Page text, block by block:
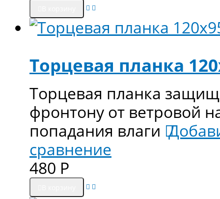
Торцевая планка
Торцевая планка
фронтону от ветровой
попадания влаги
сравнение
480 Р